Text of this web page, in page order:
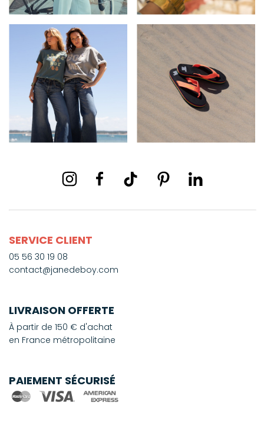
SERVICE CLIENT
05 56 30 19 08
contact@janedeboy.com
LIVRAISON OFFERTE
À partir de 150 € d'achat
en France métropolitaine
PAIEMENT SÉCURISÉ